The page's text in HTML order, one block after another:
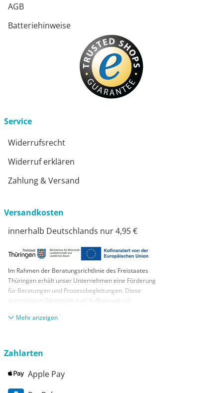
AGB
Batteriehinweise
Service
Widerrufsrecht
Widerruf erklären
Zahlung & Versand
Versandkosten
innerhalb Deutschlands nur 4,95 €
Im Rahmen der Beratungsrichtlinie des Freistaates
Thüringen erhält unser Unternehmen eine Förderung
für Beratungen und Prozessbegleitungen. Diese
unterstützen Strategien zum Aufbau und zur
KMUs. Die daraus resultierenden Ergebnisse und
aus Mitteln des Europäischen Sozialfonds Plus und
anzeigen
Zahlarten
Apple Pay